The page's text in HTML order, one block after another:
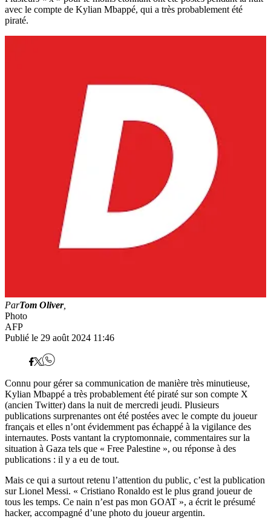
avec le compte de Kylian Mbappé, qui a très probablement été
piraté.
ParTom Oliver,
Photo
AFP
Publié le 29 août 2024 11:46
Connu pour gérer sa communication de manière très minutieuse,
Kylian Mbappé a très probablement été piraté sur son compte X
(ancien Twitter) dans la nuit de mercredi jeudi. Plusieurs
publications surprenantes ont été postées avec le compte du joueur
français et elles n’ont évidemment pas échappé à la vigilance des
internautes. Posts vantant la cryptomonnaie, commentaires sur la
situation à Gaza tels que « Free Palestine », ou réponse à des
publications : il y a eu de tout.
Mais ce qui a surtout retenu l’attention du public, c’est la publication
sur Lionel Messi. « Cristiano Ronaldo est le plus grand joueur de
tous les temps. Ce nain n’est pas mon GOAT », a écrit le présumé
hacker, accompagné d’une photo du joueur argentin.